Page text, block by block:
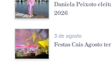
Daniela Peixoto
2026
3 de agosto
Festas Cais Agosto